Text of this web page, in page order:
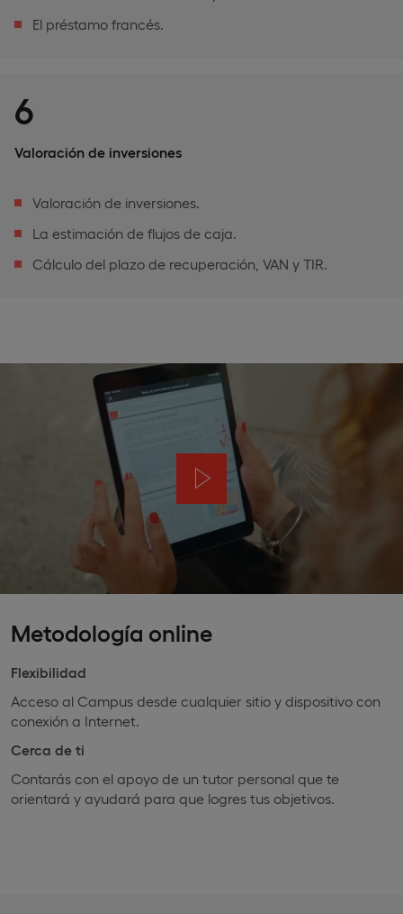
El préstamo francés.
6
Valoración de inversiones
Valoración de inversiones.
La estimación de flujos de caja.
Cálculo del plazo de recuperación, VAN y TIR.
Metodología online
Flexibilidad
Acceso al Campus desde cualquier sitio y dispositivo con
conexión a Internet.
Cerca de ti
Contarás con el apoyo de un tutor personal que te
orientará y ayudará para que logres tus objetivos.